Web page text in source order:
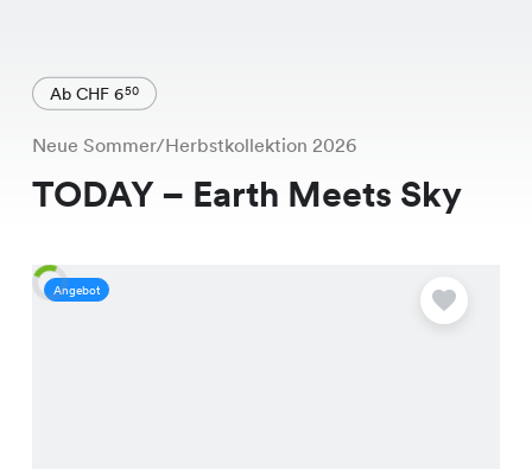
Ab CHF 650
Neue Sommer/Herbstkollektion 2026
TODAY – Earth Meets Sky
Angebot